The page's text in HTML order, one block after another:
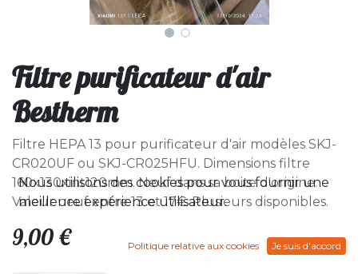
Filtre purificateur d'air
Bestherm
Filtre HEPA 13 pour purificateur d'air modèles SKJ-
CR020UF ou SKJ-CR025HFU. Dimensions filtre
160x130xint120mm. Neuf dans sa boite d'origine.
Valeur neuf entre 13 et 17€. Plusieurs disponibles.
9,00 €
Nous utilisons des cookies pour vous fournir une
meilleure expérience utilisateur.
Politique relative aux cookies Je suis d'accord